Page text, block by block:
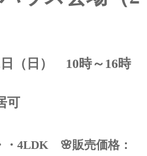
（日） 10時～16時
可
・4LDK 🌸販売価格：